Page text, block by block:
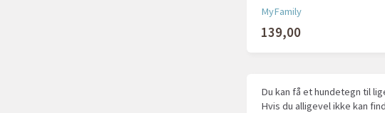
MyFamily
139,00
Du kan få et hundetegn til
Hvis du alligevel ikke kan